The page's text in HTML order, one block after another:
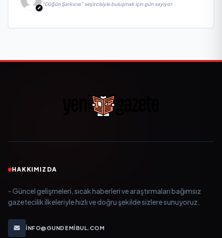
“Düğün Şarkıcısı” seyircisiyle buluşmak için gün sayıyor
HAKKIMIZDA
- Güncel gelişmeleri, sıcak haberleri ve araştırmaları bağımsız
gazetecilik ilkeleriyle hızlı ve doğru şekilde sizlere sunuyoruz.
INFO@GUNDEMIBUL.COM